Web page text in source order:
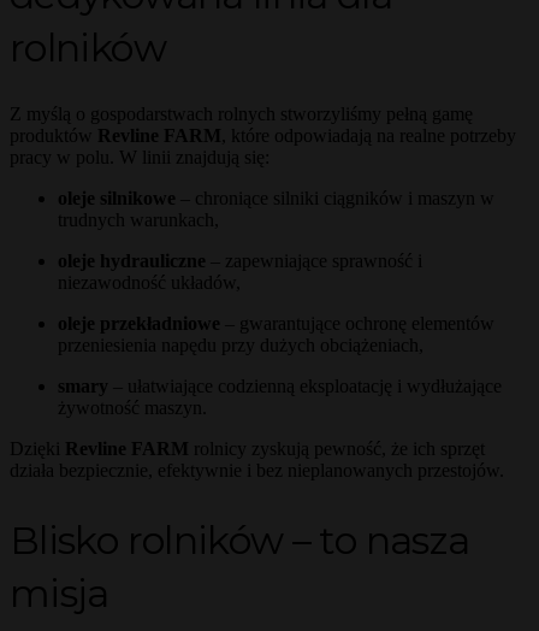
rolników
Z myślą o gospodarstwach rolnych stworzyliśmy pełną gamę
produktów Revline FARM
, które odpowiadają na realne potrzeby
pracy w polu. W linii znajdują się:
oleje silnikowe – chroniące silniki ciągników i maszyn w
trudnych warunkach,
oleje hydrauliczne – zapewniające sprawność i
niezawodność układów,
oleje przekładniowe – gwarantujące ochronę elementów
przeniesienia napędu przy dużych obciążeniach,
smary – ułatwiające codzienną eksploatację i wydłużające
żywotność maszyn.
Dzięki Revline FARM
rolnicy zyskują pewność, że ich sprzęt
działa bezpiecznie, efektywnie i bez nieplanowanych przestojów.
Blisko rolników – to nasza
misja